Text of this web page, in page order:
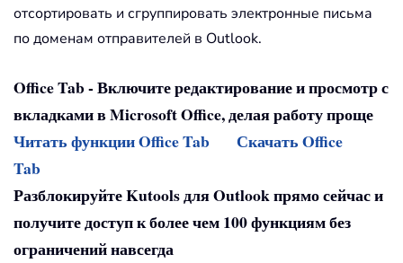
отсортировать и сгруппировать электронные письма
по доменам отправителей в Outlook.
Office Tab - Включите редактирование и просмотр с
вкладками в Microsoft Office, делая работу проще
Читать функции Office Tab
Скачать Office
Tab
Разблокируйте Kutools для Outlook прямо сейчас и
получите доступ к более чем 100 функциям без
ограничений навсегда